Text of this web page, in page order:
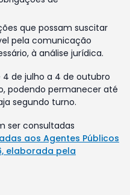
que possam suscitar
pela comunicação
à análise jurídica.
4 de julho a 4 de outubro
podendo permanecer até
segundo turno.
ser consultadas
aos Agentes Públicos
elaborada pela